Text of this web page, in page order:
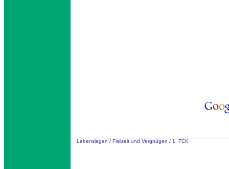
Lebenslagen / Freizeit und Vergnügen / 1. FCK